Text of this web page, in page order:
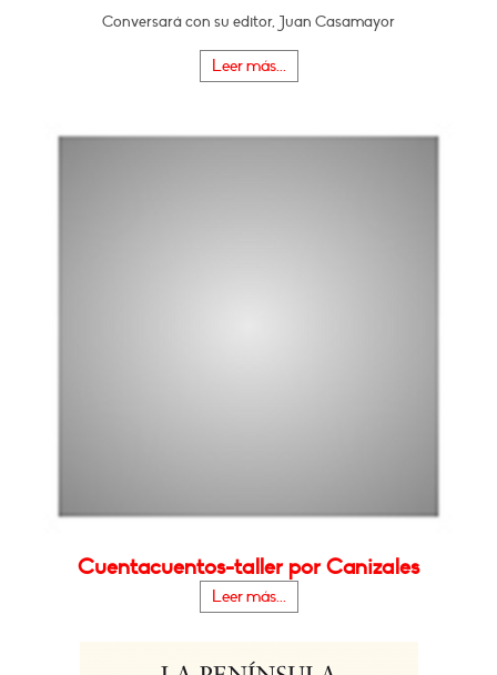
Conversará con su editor, Juan Casamayor
Leer más...
Cuentacuentos-taller por Canizales
Leer más...